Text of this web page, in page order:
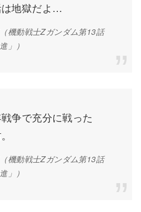
地獄だよ…
（機動戦士Zガンダム第13話
」）
争で充分に戦った
（機動戦士Zガンダム第13話
」）